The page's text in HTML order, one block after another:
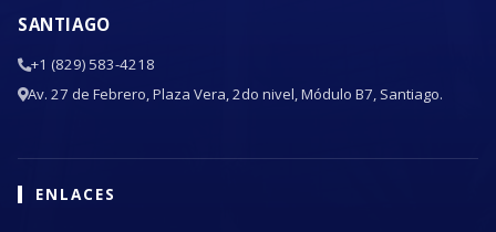
SANTIAGO
+1 (829) 583-4218
Av. 27 de Febrero, Plaza Vera, 2do nivel, Módulo B7, Santiago.
ENLACES